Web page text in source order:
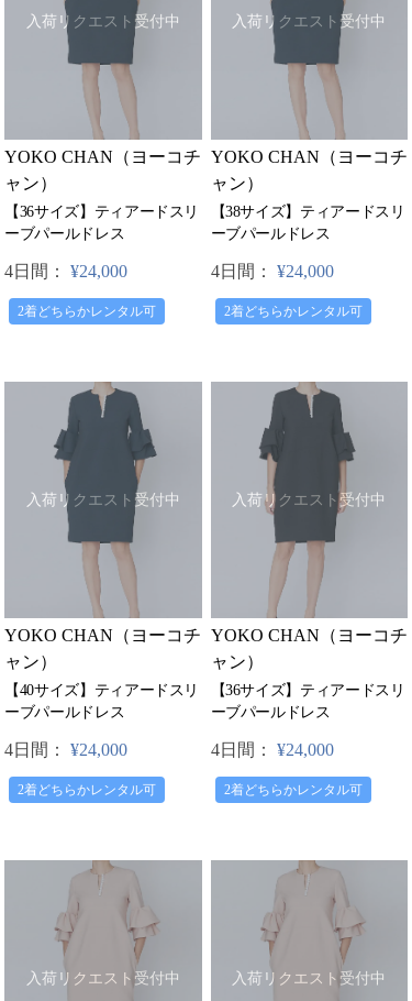
入荷リクエスト受付中
YOKO CHAN（ヨーコチ
ャン）
【36サイズ】ティアードスリ
ーブパールドレス
4日間： ¥24,000
2着どちらかレンタル可
入荷リクエスト受付中
YOKO CHAN（ヨーコチ
ャン）
【38サイズ】ティアードスリ
ーブパールドレス
4日間： ¥24,000
2着どちらかレンタル可
入荷リクエスト受付中
YOKO CHAN（ヨーコチ
ャン）
【40サイズ】ティアードスリ
ーブパールドレス
4日間： ¥24,000
2着どちらかレンタル可
入荷リクエスト受付中
YOKO CHAN（ヨーコチ
ャン）
【36サイズ】ティアードスリ
ーブパールドレス
4日間： ¥24,000
2着どちらかレンタル可
入荷リクエスト受付中 入荷リクエスト受付中